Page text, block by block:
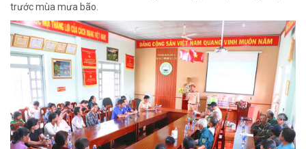
trước mùa mưa bão.